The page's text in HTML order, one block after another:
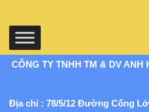
CÔNG TY TNHH TM & DV ANH
Địa chỉ : 78/5/12 Đường Cống